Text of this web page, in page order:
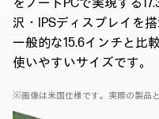
をノートPCで実現する
沢・IPSディスプレイを搭
一般的な15.6インチと比
使いやすいサイズです。
※画像は米国仕様です。実際の製品